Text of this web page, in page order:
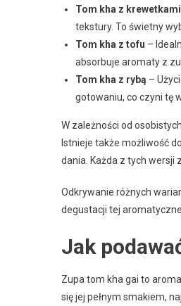
Tom kha z krewetkami
tekstury. To świetny
Tom kha z tofu –
absorbuje aromaty z
Tom kha z rybą –
gotowaniu, co czyni tę
W zależności od
Istnieje także możliwość
dania. Każda z tych wersji
Odkrywanie różnych
degustacji tej
Jak
Zupa tom kha gai to
się jej pełnym smakiem,